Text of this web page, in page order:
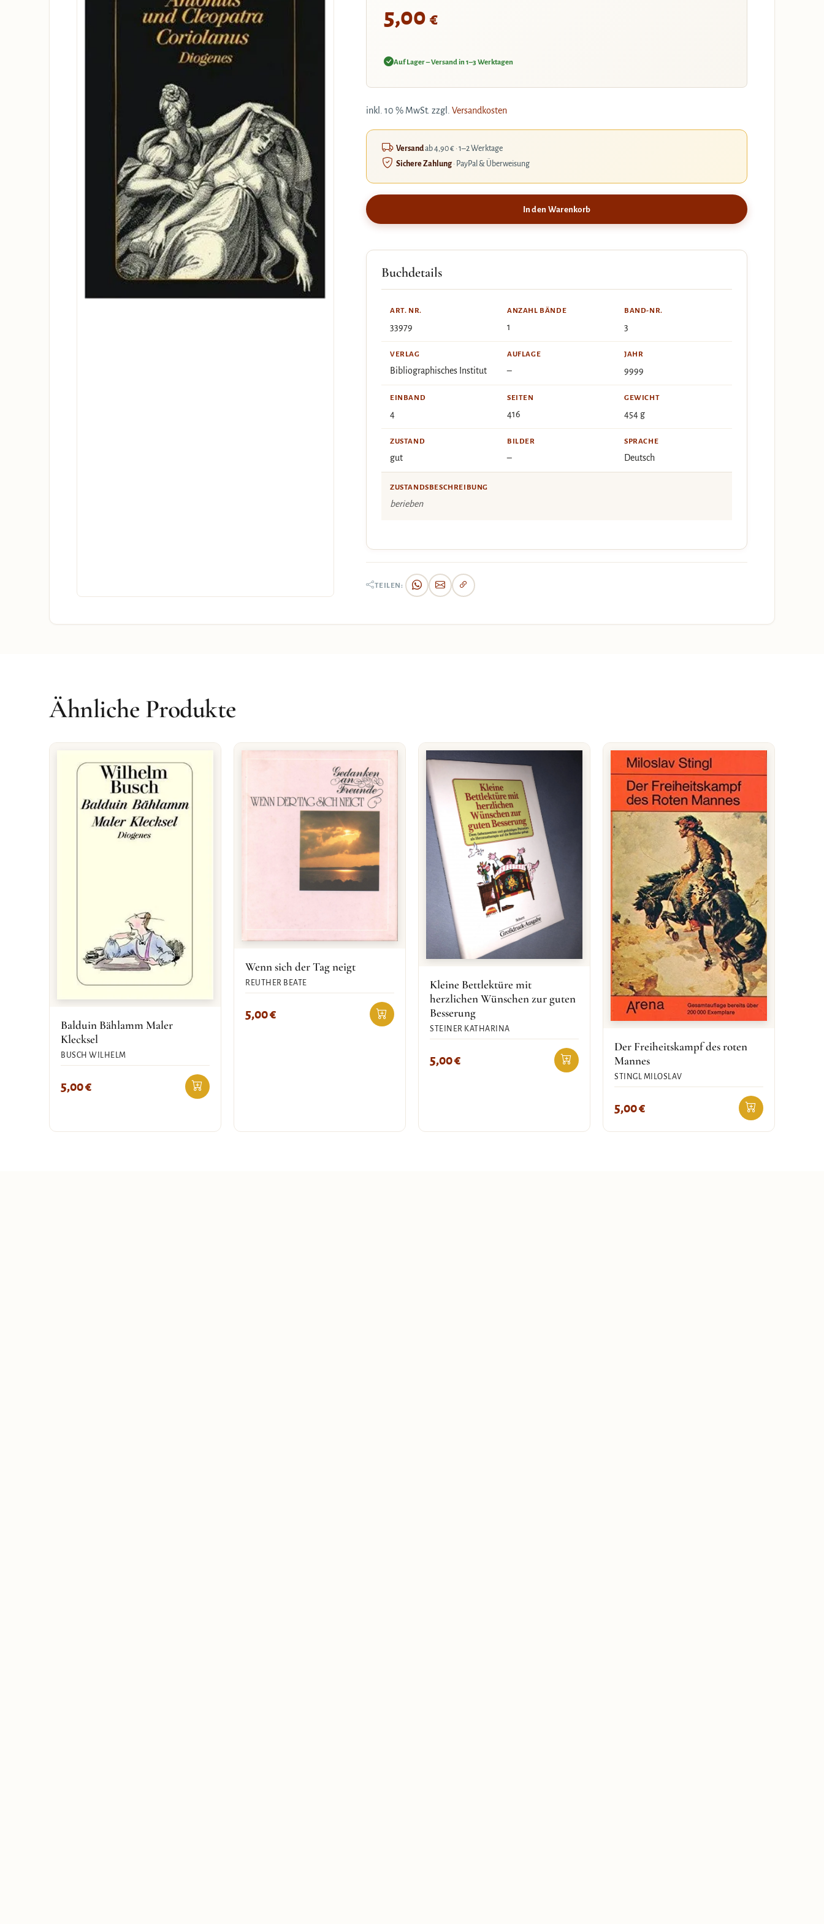
5,00 €
Auf Lager – Versand in 1–3 Werktagen
inkl. 10 % MwSt. zzgl. Versandkosten
Versandab 4,90 € · 1–2 Werktage
Sichere Zahlung· PayPal & Überweisung
In den Warenkorb
Buchdetails
ART. NR.
33979
ANZAHL BÄNDE
1
BAND-NR.
3
VERLAG
Bibliographisches Institut
AUFLAGE
–
JAHR
9999
EINBAND
4
SEITEN
416
GEWICHT
454 g
ZUSTAND
gut
BILDER
–
SPRACHE
Deutsch
ZUSTANDSBESCHREIBUNG
berieben
TEILEN:
Ähnliche Produkte
Balduin Bählamm Maler
Klecksel
BUSCH WILHELM
5,00€
Wenn sich der Tag neigt
REUTHER BEATE
5,00€
Kleine Bettlektüre mit
herzlichen Wünschen zur guten
Besserung
STEINER KATHARINA
5,00€
Der Freiheitskampf des roten
Mannes
STINGL MILOSLAV
5,00€